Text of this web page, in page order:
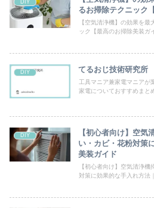
DIY
るお掃除テクニック
【空気清浄機】の効果を
ック【最高のお掃除美装ガ
DIY てるおじ技術研究所
工具マニア兼家電マニアが
家電についておすすめまと
DIY
【初心者向け】空気
い・カビ・花粉対策
美装ガイド
【初心者向け】空気清浄
対策に効果的な手入れ方法